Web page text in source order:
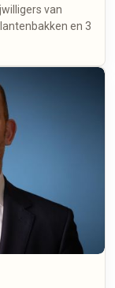
van
en 3